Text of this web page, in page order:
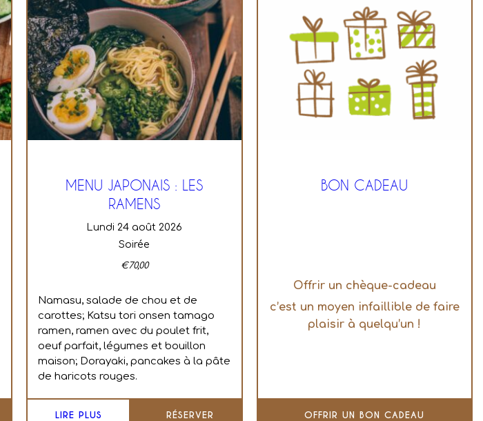
MENU JAPONAIS : LES
RAMENS
lundi 24 août 2026
Soirée
€70,00
Namasu, salade de chou et de
carottes; Katsu tori onsen tamago
ramen, ramen avec du poulet frit,
oeuf parfait, légumes et bouillon
maison; Dorayaki, pancakes à la pâte
de haricots rouges.
LIRE PLUS RÉSERVER
BON CADEAU
Offrir un chèque-cadeau
c’est un moyen infaillible de faire
plaisir à quelqu’un !
OFFRIR UN BON CADEAU